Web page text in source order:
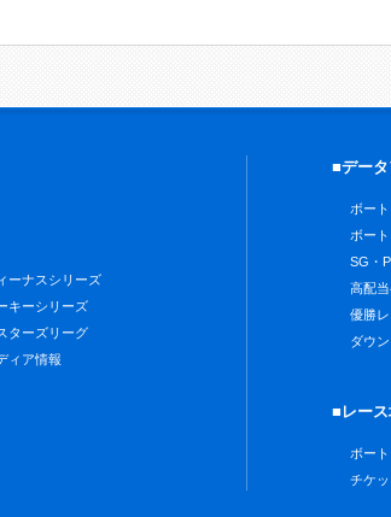
ーナスシリーズ
キーシリーズ
ターズリーグ
ィア情報
■デー
ボー
ボー
SG・
高配
優勝
ダウ
■レー
ボー
チケ